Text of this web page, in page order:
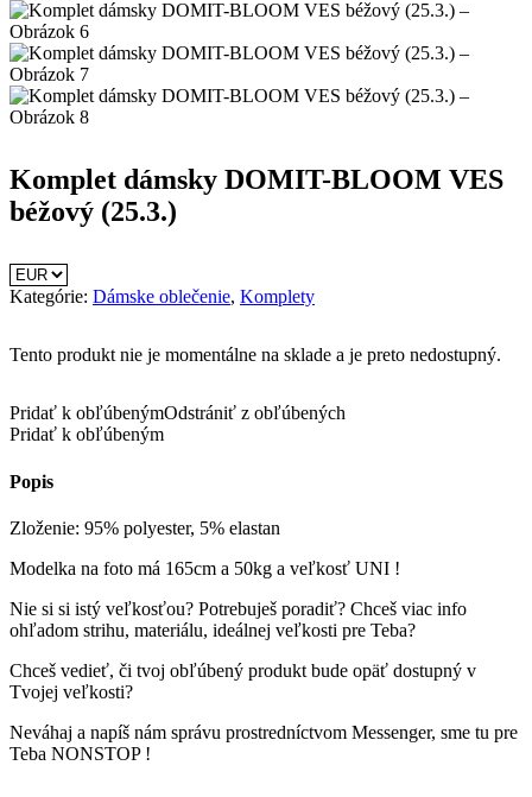
Komplet dámsky DOMIT-BLOOM VES
béžový (25.3.)
Kategórie: Dámske oblečenie, Komplety
Tento produkt nie je momentálne na sklade a je preto nedostupný.
Pridať k obľúbenýmOdstrániť z obľúbených
Pridať k obľúbeným
Popis
Zloženie: 95% polyester, 5% elastan
Modelka na foto má 165cm a 50kg a veľkosť UNI !
Nie si si istý veľkosťou? Potrebuješ poradiť? Chceš viac info
ohľadom strihu, materiálu, ideálnej veľkosti pre Teba?
Chceš vedieť, či tvoj obľúbený produkt bude opäť dostupný v
Tvojej veľkosti?
Neváhaj a napíš nám správu prostredníctvom Messenger, sme tu pre
Teba NONSTOP !